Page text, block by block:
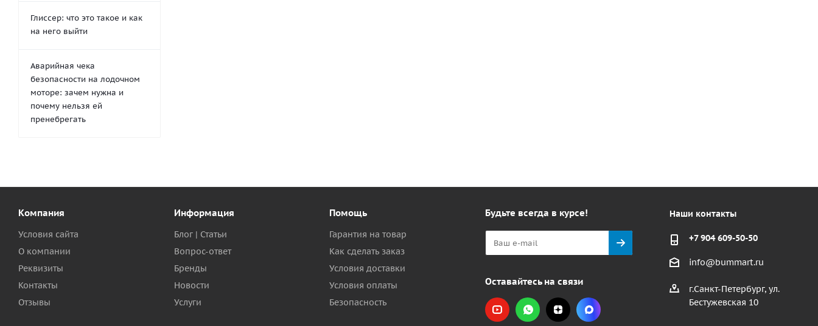
Глиссер: что это такое и как
на него выйти
Аварийная чека
безопасности на лодочном
моторе: зачем нужна и
почему нельзя ей
пренебрегать
Компания
Условия сайта
О компании
Реквизиты
Контакты
Отзывы
Информация
Блог | Статьи
Вопрос-ответ
Бренды
Новости
Услуги
Помощь
Гарантия на товар
Как сделать заказ
Условия доставки
Условия оплаты
Безопасность
Будьте всегда в курсе!
Оставайтесь на связи
Наши контакты
+7 904 609-50-50
info@bummart.ru
г.Санкт-Петербург, ул.
Бестужевская 10